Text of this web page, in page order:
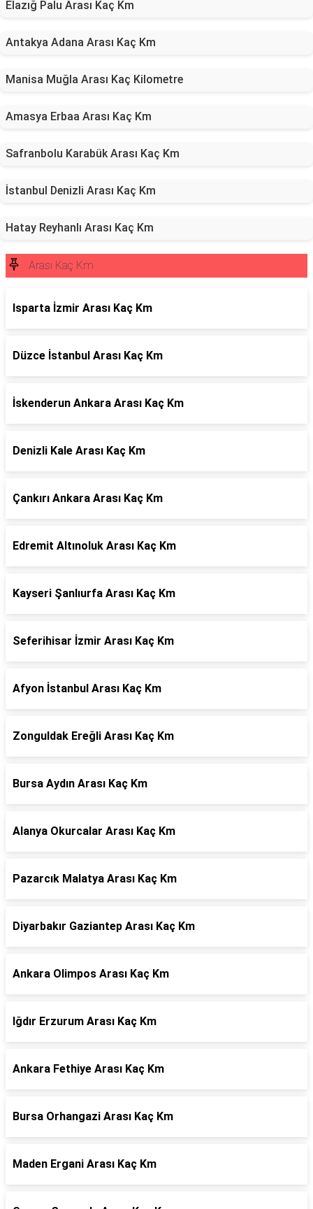
Elazığ Palu Arası Kaç Km
Antakya Adana Arası Kaç Km
Manisa Muğla Arası Kaç Kilometre
Amasya Erbaa Arası Kaç Km
Safranbolu Karabük Arası Kaç Km
İstanbul Denizli Arası Kaç Km
Hatay Reyhanlı Arası Kaç Km
Arası Kaç Km
Isparta İzmir Arası Kaç Km
Düzce İstanbul Arası Kaç Km
İskenderun Ankara Arası Kaç Km
Denizli Kale Arası Kaç Km
Çankırı Ankara Arası Kaç Km
Edremit Altınoluk Arası Kaç Km
Kayseri Şanlıurfa Arası Kaç Km
Seferihisar İzmir Arası Kaç Km
Afyon İstanbul Arası Kaç Km
Zonguldak Ereğli Arası Kaç Km
Bursa Aydın Arası Kaç Km
Alanya Okurcalar Arası Kaç Km
Pazarcık Malatya Arası Kaç Km
Diyarbakır Gaziantep Arası Kaç Km
Ankara Olimpos Arası Kaç Km
Iğdır Erzurum Arası Kaç Km
Ankara Fethiye Arası Kaç Km
Bursa Orhangazi Arası Kaç Km
Maden Ergani Arası Kaç Km